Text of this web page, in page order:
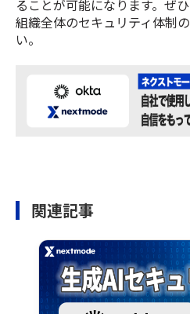
ることが可能になります。ぜ
組織全体のセキュリティ体制
い。
関連記事